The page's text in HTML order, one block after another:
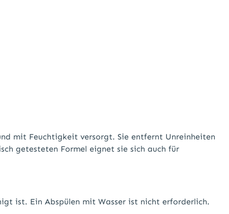
mit Feuchtigkeit versorgt. Sie entfernt Unreinheiten
getesteten Formel eignet sie sich auch für
ist. Ein Abspülen mit Wasser ist nicht erforderlich.